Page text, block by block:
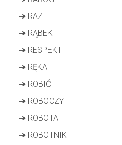
➔ RAZ
➔ RĄBEK
➔ RESPEKT
➔ RĘKA
➔ ROBIĆ
➔ ROBOCZY
➔ ROBOTA
➔ ROBOTNIK